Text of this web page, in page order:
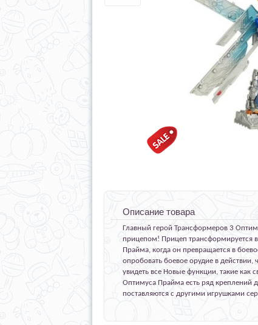
Описание товара
Главный герой Трансформеров 3
прицепом! Прицеп трансформируется
Прайма, когда он превращается в
опробовать боевое орудие в
увидеть все Новые функции, такие как
Оптимуса Прайма есть ряд креплений
поставляются с другими игрушками